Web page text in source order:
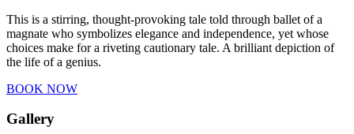
This is a stirring, thought-provoking tale told through ballet of a
magnate who symbolizes elegance and independence, yet whose
choices make for a riveting cautionary tale. A brilliant depiction of
the life of a genius.
BOOK NOW
Gallery